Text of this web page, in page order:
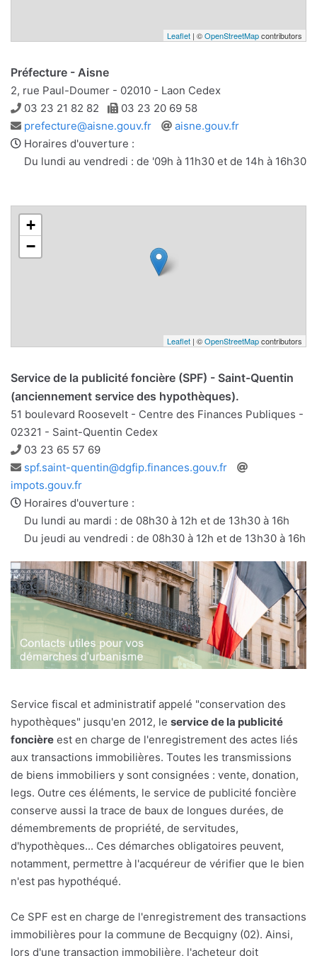
Leaflet | ©OpenStreetMapcontributors
Préfecture - Aisne
2, rue Paul-Doumer - 02010 - Laon Cedex
Téléphone
03 23 21 82 82 Télécopie
03 23 20 69 58
Adresse
e-
mail
prefecture@aisne.gouv.fr
Site
aisne.gouv.fr
Horaires d'ouverture :
Du lundi au vendredi : de '09h à 11h30 et de 14h à 16h30
+
−
Leaflet | ©OpenStreetMapcontributors
Service de la publicité foncière (SPF) - Saint-Quentin
(anciennement service des hypothèques).
51 boulevard Roosevelt - Centre des Finances Publiques -
02321 - Saint-Quentin Cedex
Téléphone
03 23 65 57 69
Adresse
e-
mail
spf.saint-quentin@dgfip.finances.gouv.fr
impots.gouv.fr
Horaires d'ouverture :
Du lundi au mardi : de 08h30 à 12h et de 13h30 à 16h
Du jeudi au vendredi : de 08h30 à 12h et de 13h30 à 16h
Service fiscal et administratif appelé "conservation des
hypothèques" jusqu'en 2012, le service de la publicité
foncière est en charge de l'enregistrement des actes liés
aux transactions immobilières. Toutes les transmissions
de biens immobiliers y sont consignées : vente, donation,
legs. Outre ces éléments, le service de publicité foncière
conserve aussi la trace de baux de longues durées, de
démembrements de propriété, de servitudes,
d'hypothèques... Ces démarches obligatoires peuvent,
notamment, permettre à l'acquéreur de vérifier que le bien
n'est pas hypothéqué.
Ce SPF est en charge de l'enregistrement des transactions
immobilières pour la commune de Becquigny (02). Ainsi,
lors d'une transaction immobilière, l'acheteur doit